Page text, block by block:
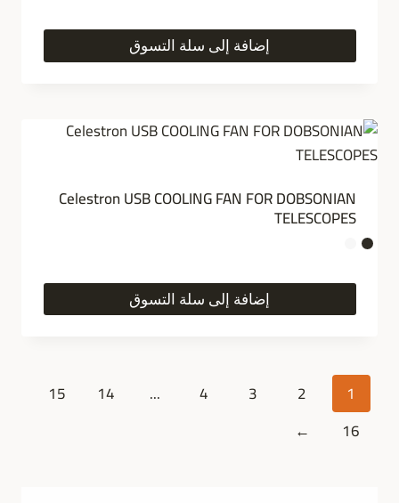
إضافة إلى سلة التسوق
Celestron USB COOLING FAN FOR DOBSONIAN
TELESCOPES
إضافة إلى سلة التسوق
1
2
3
4
...
14
15
16
←